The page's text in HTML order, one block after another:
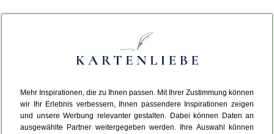
Mehr Inspirationen, die zu Ihnen passen. Mit Ihrer Zustimmung können
wir Ihr Erlebnis verbessern, Ihnen passendere Inspirationen zeigen
und unsere Werbung relevanter gestalten. Dabei können Daten an
ausgewählte Partner weitergegeben werden. Ihre Auswahl können